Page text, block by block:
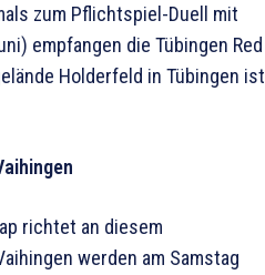
zum Pflichtspiel-Duell mit
empfangen die Tübingen Red
Holderfeld in Tübingen ist
richtet an diesem
werden am Samstag